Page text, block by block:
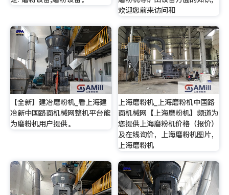
欢迎您前来访问和
【全新】建冶磨粉机_看上海建
冶新中国路面机械网整机平台能
为磨粉机用户提供。
上海磨粉机_上海磨粉机中国路
面机械网【上海磨粉机】频道为
您提供上海磨粉机价格（报价）
及在线询价，上海磨粉机图片，
上海磨粉机